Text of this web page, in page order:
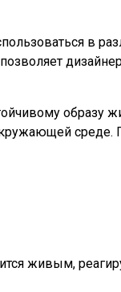
в
образу
живым,